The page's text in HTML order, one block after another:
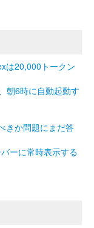
は20,000トークン
朝6時に自動起動す
きか問題にまだ答
ーに常時表示する